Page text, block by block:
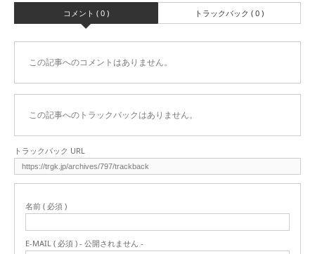
コメント ( 0 ) トラックバック ( 0 )
この記事へのコメントはありません。
この記事へのトラックバックはありません。
トラックバック URL
名前 ( 必須 )
E-MAIL ( 必須 ) - 公開されません -